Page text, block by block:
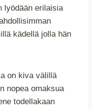
lyödään erilaisia
kädellä jolla hän
on kiva välillä
nopea omaksua
todellakaan